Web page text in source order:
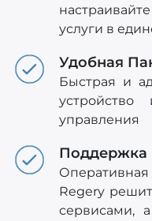
услуги в
Удобная
Быстрая и
управления
Поддержка
Regery
сервисами,